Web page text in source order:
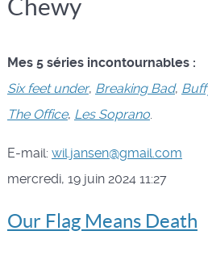
Chewy
Mes 5 séries incontournables :
Six feet under, Breaking Bad,
The Office, Les Soprano.
E-mail: wil.jansen@gmail.com
mercredi, 19 juin 2024 11:27
Our Flag Means Death